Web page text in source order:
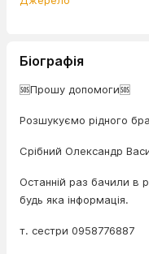
Біографія
🆘Прошу допомоги🆘
Розшукуємо рідного
Срібний Олександр
Останній раз бачили в
будь яка інформація.
т. сестри 0958776887